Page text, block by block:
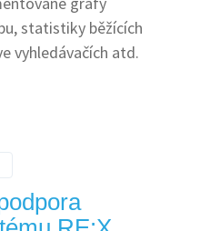
statistiky běžících
vyhledávačích atd.